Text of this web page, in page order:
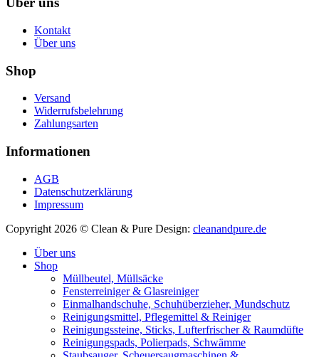
Kontakt
Über uns
Shop
Versand
Widerrufsbelehrung
Zahlungsarten
Informationen
AGB
Datenschutzerklärung
Impressum
Copyright 2026 © Clean & Pure Design: cleanandpure.de
Über uns
Shop
Müllbeutel, Müllsäcke
Fensterreiniger & Glasreiniger
Einmalhandschuhe, Schuhüberzieher, Mundschutz
Reinigungsmittel, Pflegemittel & Reiniger
Reinigungssteine, Sticks, Lufterfrischer & Raumdüfte
Reinigungspads, Polierpads, Schwämme